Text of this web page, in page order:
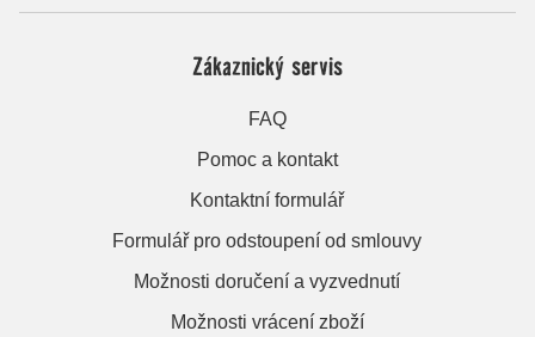
Zákaznický servis
FAQ
Pomoc a kontakt
Kontaktní formulář
Formulář pro odstoupení od smlouvy
Možnosti doručení a vyzvednutí
Možnosti vrácení zboží